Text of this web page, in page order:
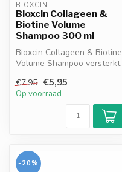
BIOXCIN
Bioxcin Collageen &
Biotine Volume
Shampoo 300 ml
Bioxcin Collageen & Biotine
Volume Shampoo versterkt
col...
€7,95 €5,95
Op voorraad
-20%